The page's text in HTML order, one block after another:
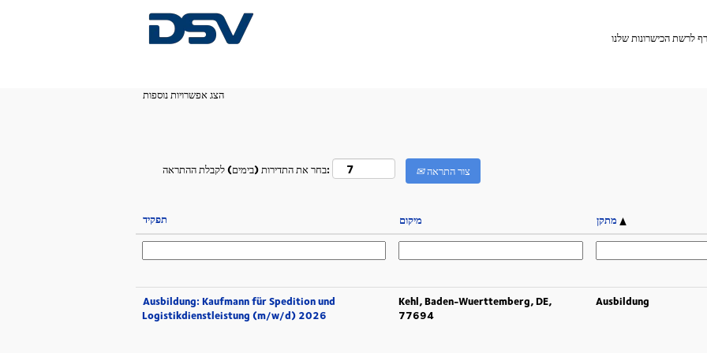
לרשת הכישרונות שלנו
דף הבית | Kehl ב- DSV(דף
הצג אפשרויות נוספות
בחר את התדירות (בימים) לקבלת ההתראה: צור התראה
תפקיד מיקום
Ausbildung: Kaufmann für Spedition und
Logistikdienstleistung (m/w/d) 2026
Kehl, Baden-Wuerttemberg, DE,
77694
Ausbildung